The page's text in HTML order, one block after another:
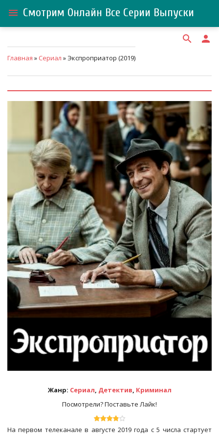
menu Смотрим Онлайн Все Серии Выпуски
search person
Главная » Сериал » Экспроприатор (2019)
Жанр: Сериал, Детектив, Криминал
Посмотрели? Поставьте Лайк!
На первом телеканале в августе 2019 года с 5 числа стартует